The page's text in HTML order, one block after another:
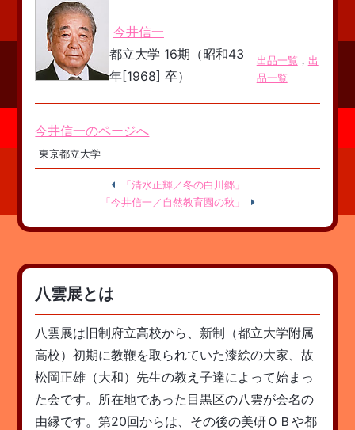
今井信一
都立大学 16期（昭和43
年[1968] 卒）
出品一覧 ， 出
品一覧
今井信一のページへ
東京都立大学
「清水正輝／冬の白川郷」
「今井信一／自然教育園の秋」
八雲展とは
八雲展は旧制府立高校から、新制（都立大学附属
高校）初期に教鞭を取られていた漆絵の大家、故
松岡正雄（大和）先生の教え子達によって始まっ
た会です。所在地であった目黒区の八雲が会名の
由縁です。第20回からは、その後の美研ＯＢや都